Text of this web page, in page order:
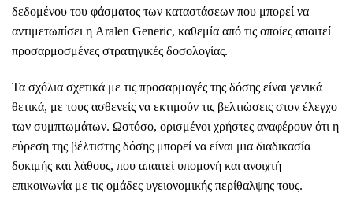
δεδομένου του φάσματος των καταστάσεων που μπορεί να
αντιμετωπίσει η Aralen Generic, καθεμία από τις οποίες απαιτεί
προσαρμοσμένες στρατηγικές δοσολογίας.
Τα σχόλια σχετικά με τις προσαρμογές της δόσης είναι γενικά
θετικά, με τους ασθενείς να εκτιμούν τις βελτιώσεις στον έλεγχο
των συμπτωμάτων. Ωστόσο, ορισμένοι χρήστες αναφέρουν ότι η
εύρεση της βέλτιστης δόσης μπορεί να είναι μια διαδικασία
δοκιμής και λάθους, που απαιτεί υπομονή και ανοιχτή
επικοινωνία με τις ομάδες υγειονομικής περίθαλψης τους.